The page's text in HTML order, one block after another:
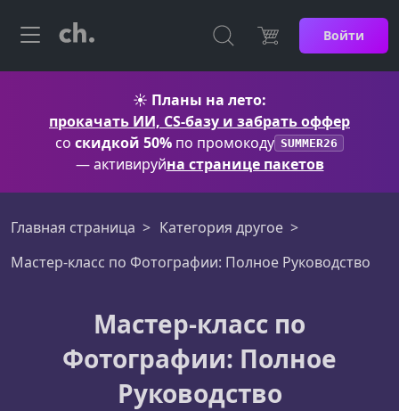
Войти
☀️ Планы на лето:
прокачать ИИ, CS-базу и забрать оффер
со скидкой 50% по промокоду SUMMER26
— активируйна странице пакетов
Главная страница
Категория другое
Мастер-класс по Фотографии: Полное Руководство
Мастер-класс по
Фотографии: Полное
Руководство